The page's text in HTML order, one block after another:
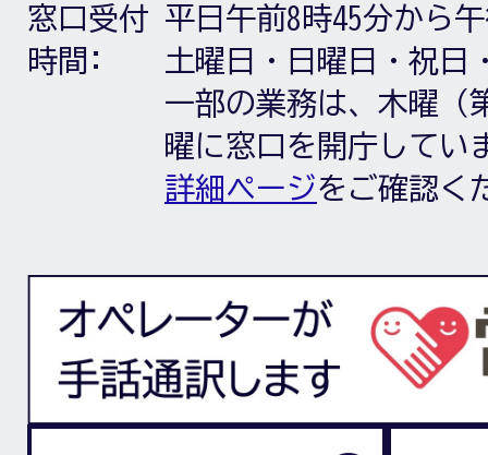
窓口受付
時間:
平日午前8時45分から
土曜日・日曜日・祝日
一部の業務は、木曜（
曜に窓口を開庁してい
詳細ページをご確認く